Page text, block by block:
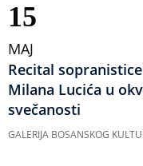
15
MAJ
Recital
Milana Lucića u
svečanosti
GALERIJA BOSANSKOG